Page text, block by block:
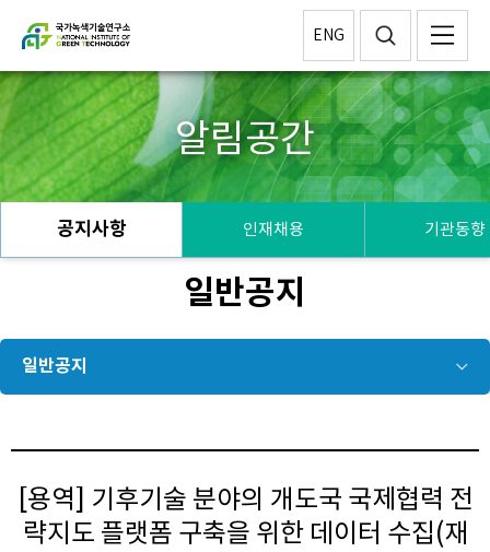
ENG
알림공간
공지사항 인재채용 기관동향
일반공지
일반공지
[용역] 기후기술 분야의 개도국 국제협력 전
략지도 플랫폼 구축을 위한 데이터 수집(재